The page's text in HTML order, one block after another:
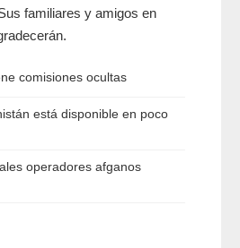
familiares y amigos en
comisiones ocultas
está disponible en poco
operadores afganos